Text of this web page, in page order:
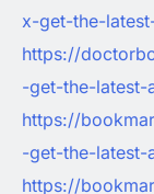
x-get-the-
https://
-get-the-latest-
https://
-get-the-latest-
https://